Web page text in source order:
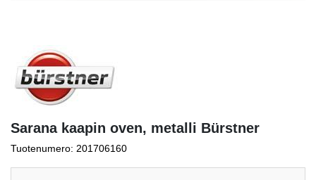
Sarana kaapin oven, metalli Bürstner
Tuotenumero: 201706160